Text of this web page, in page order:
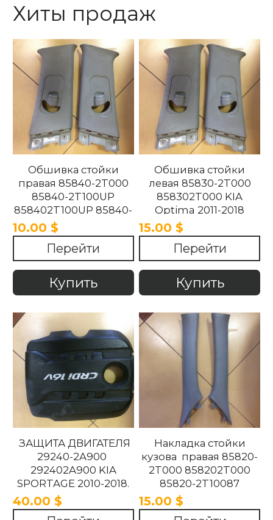
Хиты продаж
Обшивка стойки
правая 85840-2T000
85840-2T100UP
858402T100UP 85840-
2T100UP KIA Optima
2011-2018
10.00 $
Перейти
Купить
Обшивка стойки
левая 85830-2T000
858302T000 KIA
Optima 2011-2018
15.00 $
Перейти
Купить
ЗАЩИТА ДВИГАТЕЛЯ
29240-2A900
292402A900 KIA
SPORTAGE 2010-2018.
40.00 $
Накладка стойки
кузова правая 85820-
2T000 858202T000
85820-2T10087
858202T10087 85820-
2T100UP
15.00 $